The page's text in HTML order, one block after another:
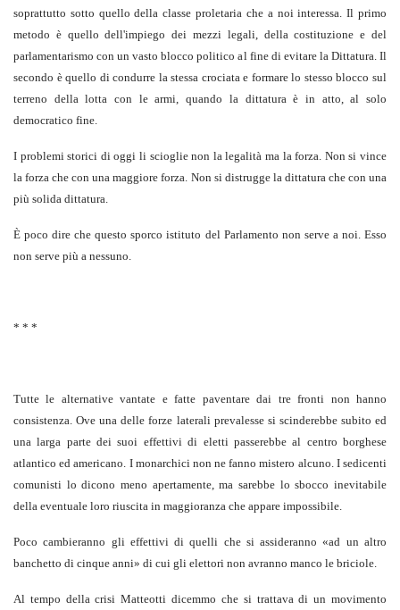
soprattutto sotto quello della classe proletaria che a noi interessa. Il primo
metodo è quello dell'impiego dei mezzi legali, della costituzione e del
parlamentarismo con un vasto blocco politico al fine di evitare la Dittatura. Il
secondo è quello di condurre la stessa crociata e formare lo stesso blocco sul
terreno della lotta con le armi, quando la dittatura è in atto, al solo
democratico fine.
I problemi storici di oggi li scioglie non la legalità ma la forza. Non si vince
la forza che con una maggiore forza. Non si distrugge la dittatura che con una
più solida dittatura.
È poco dire che questo sporco istituto del Parlamento non serve a noi. Esso
non serve più a nessuno.
* * *
Tutte le alternative vantate e fatte paventare dai tre fronti non hanno
consistenza. Ove una delle forze laterali prevalesse si scinderebbe subito ed
una larga parte dei suoi effettivi di eletti passerebbe al centro borghese
atlantico ed americano. I monarchici non ne fanno mistero alcuno. I sedicenti
comunisti lo dicono meno apertamente, ma sarebbe lo sbocco inevitabile
della eventuale loro riuscita in maggioranza che appare impossibile.
Poco cambieranno gli effettivi di quelli che si assideranno «ad un altro
banchetto di cinque anni» di cui gli elettori non avranno manco le briciole.
Al tempo della crisi Matteotti dicemmo che si trattava di un movimento